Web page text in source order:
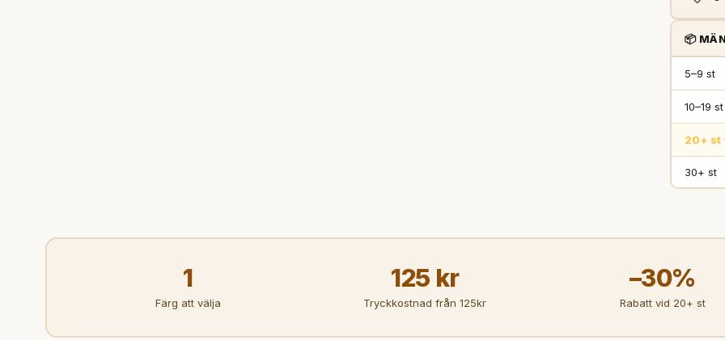
📦
5–9 st
10–19 st
20+ st
30+ st
1
Färg att välja
125 kr
Tryckkostnad från 125kr
–30%
Rabatt vid 20+ st